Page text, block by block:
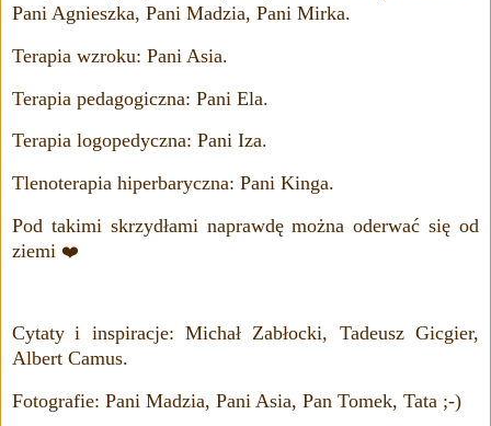
Pani Agnieszka, Pani Madzia, Pani Mirka.
Terapia wzroku: Pani Asia.
Terapia pedagogiczna: Pani Ela.
Terapia logopedyczna: Pani Iza.
Tlenoterapia hiperbaryczna: Pani Kinga.
Pod takimi skrzydłami naprawdę można oderwać się od
ziemi ❤️️
Cytaty i inspiracje: Michał Zabłocki, Tadeusz Gicgier,
Albert Camus.
Fotografie: Pani Madzia, Pani Asia, Pan Tomek, Tata ;-)